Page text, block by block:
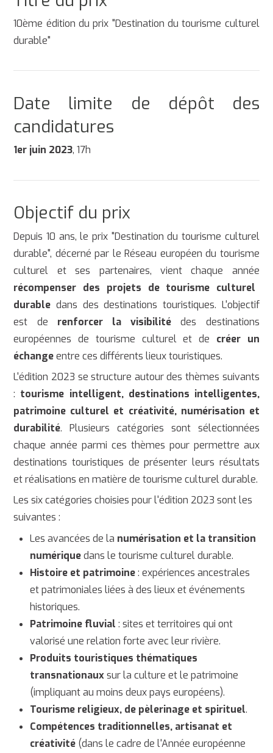
10ème édition du prix "Destination du tourisme culturel
durable"
Date limite de dépôt des
candidatures
1er juin 2023, 17h
Objectif du prix
Depuis 10 ans, le prix "Destination du tourisme culturel
durable", décerné par le Réseau européen du tourisme
culturel et ses partenaires, vient chaque année
récompenser des projets de tourisme culturel
durable dans des destinations touristiques. L'objectif
est de renforcer la visibilité des destinations
européennes de tourisme culturel et de créer un
échangeentre ces différents lieux touristiques.
L'édition 2023 se structure autour des thèmes suivants
: tourisme intelligent, destinations intelligentes,
patrimoine culturel et créativité, numérisation et
durabilité. Plusieurs catégories sont sélectionnées
chaque année parmi ces thèmes pour permettre aux
destinations touristiques de présenter leurs résultats
et réalisations en matière de tourisme culturel durable.
Les six catégories choisies pour l'édition 2023 sont les
suivantes :
Les avancées de la numérisation et la transition
numériquedans le tourisme culturel durable.
Histoire et patrimoine: expériences ancestrales
et patrimoniales liées à des lieux et événements
historiques.
Patrimoine fluvial : sites et territoires qui ont
valorisé une relation forte avec leur rivière.
Produits touristiques thématiques
transnationauxsur la culture et le patrimoine
(impliquant au moins deux pays européens).
Tourisme religieux, de pèlerinage et spirituel.
Compétences traditionnelles, artisanat et
créativité(dans le cadre de l'Année européenne